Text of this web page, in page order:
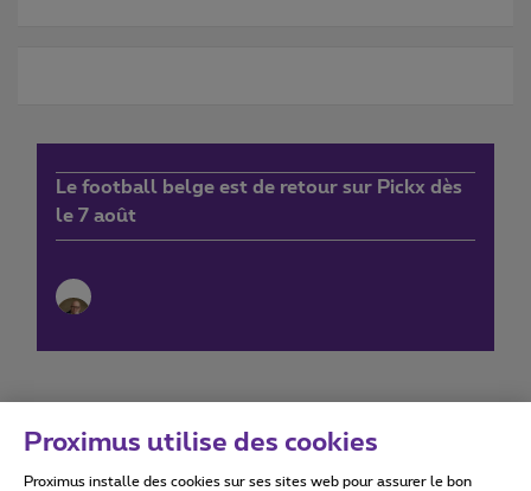
Le football belge est de retour sur Pickx dès
le 7 août
Proximus utilise des cookies
Proximus installe des cookies sur ses sites web pour assurer le bon